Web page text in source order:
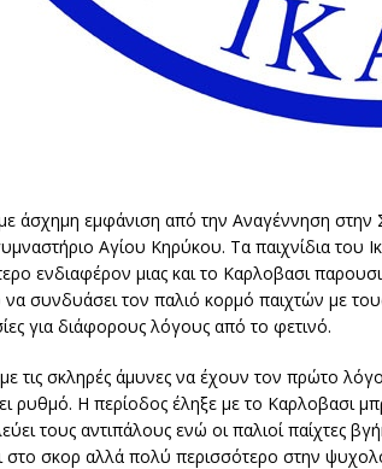
άσχημη εμφάνιση από την Αναγέννηση στην
Αγίου Κηρύκου. Τα παιχνίδια
ενδιαφέρον μιας και το Καρλοβασι
συνδυάσει τον παλιό κορμό παιχτών με
για διάφορους λόγους από το φετινό.
με τις σκληρές άμυνες να έχουν τον πρώτο
ρυθμό. Η περίοδος έληξε με το Καρλοβασι
τους αντιπάλους ενώ οι παλιοί παίχτες
σκορ αλλά πολύ περισσότερο στην